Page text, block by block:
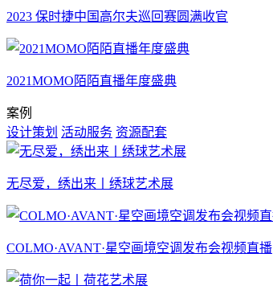
2023 保时捷中国高尔夫巡回赛圆满收官
2021MOMO陌陌直播年度盛典
案例
设计策划 活动服务 资源配套
无尽爱，绣出来丨绣球艺术展
COLMO·AVANT·星空画境空调发布会视频直播